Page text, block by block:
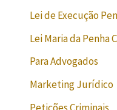
Lei de Execução
Lei Maria da Penha
Para Advogados
Marketing Jurídico